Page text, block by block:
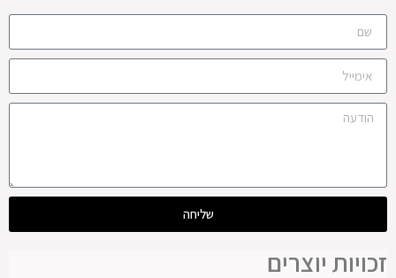
שליחה
זכויות יוצרים